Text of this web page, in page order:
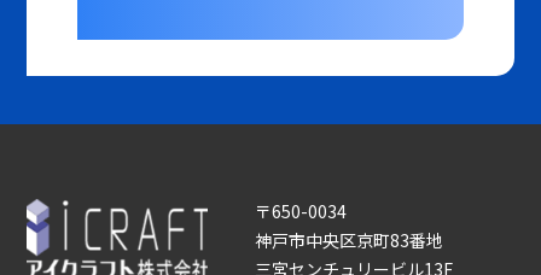
〒650-0034
神戸市中央区京町83番地
三宮センチュリービル13F